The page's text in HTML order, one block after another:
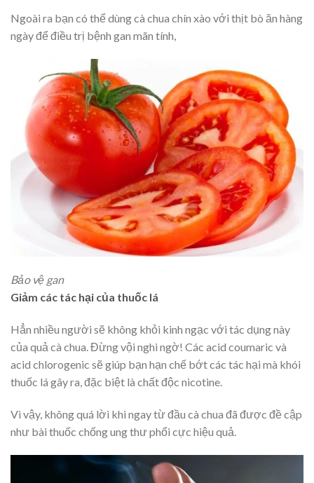
Ngoài ra bạn có thể dùng cà chua chín xào với thịt bò ăn hàng
ngày để điều trị bệnh gan mãn tính,
Bảo vệ gan
Giảm các tác hại của thuốc lá
Hẳn nhiều người sẽ không khỏi kinh ngạc với tác dụng này
của quả cà chua. Đừng vội nghi ngờ! Các acid coumaric và
acid chlorogenic sẽ giúp bạn hạn chế bớt các tác hại mà khói
thuốc lá gây ra, đặc biệt là chất độc nicotine.
Vì vậy, không quá lời khi ngay từ đầu cà chua đã được đề cập
như bài thuốc chống ung thư phổi cực hiệu quả.